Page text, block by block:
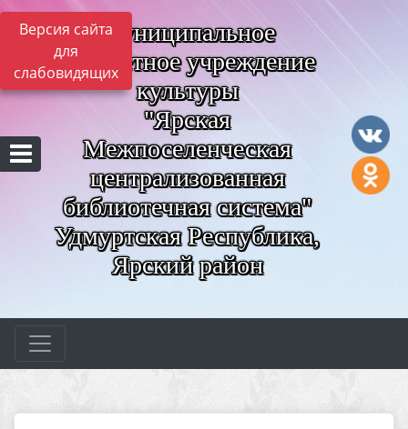
Версия сайта
для
слабовидящих
Муниципальное
бюджетное учреждение
культуры
"Ярская
Межпоселенческая
централизованная
библиотечная система"
Удмуртская Республика,
Ярский район